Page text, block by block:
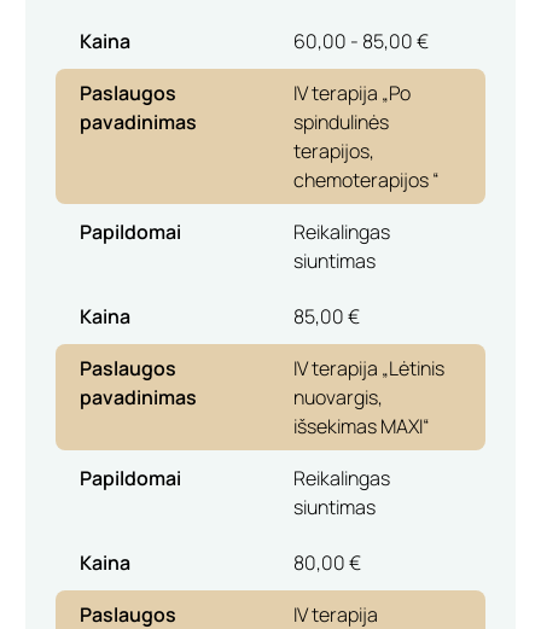
Kaina
60,00 - 85,00 €
Paslaugos
pavadinimas
IV terapija „Po
spindulinės
terapijos,
chemoterapijos “
Papildomai
Reikalingas
siuntimas
Kaina
85,00 €
Paslaugos
pavadinimas
IV terapija „Lėtinis
nuovargis,
išsekimas MAXI“
Papildomai
Reikalingas
siuntimas
Kaina
80,00 €
Paslaugos
IV terapija